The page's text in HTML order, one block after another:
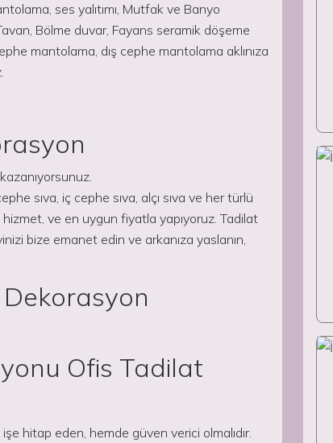
ses yalıtımı, Mutfak ve Banyo
Bölme duvar, Fayans seramik döşeme
mantolama, dış cephe mantolama aklınıza
sıva, iç cephe sıva, alçı sıva ve her türlü
ve en uygun fiyatla yapıyoruz. Tadilat
bize emanet edin ve arkanıza yaslanın,
Ofis Tadilat
hitap eden, hemde güven verici olmalıdır.